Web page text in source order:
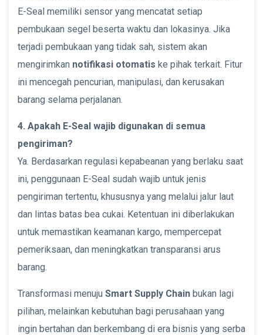
E-Seal memiliki sensor yang mencatat setiap
pembukaan segel beserta waktu dan lokasinya. Jika
terjadi pembukaan yang tidak sah, sistem akan
mengirimkan notifikasi otomatis ke pihak terkait. Fitur
ini mencegah pencurian, manipulasi, dan kerusakan
barang selama perjalanan.
4. Apakah E-Seal wajib digunakan di semua
pengiriman?
Ya. Berdasarkan regulasi kepabeanan yang berlaku saat
ini, penggunaan E-Seal sudah wajib untuk jenis
pengiriman tertentu, khususnya yang melalui jalur laut
dan lintas batas bea cukai. Ketentuan ini diberlakukan
untuk memastikan keamanan kargo, mempercepat
pemeriksaan, dan meningkatkan transparansi arus
barang.
Transformasi menuju Smart Supply Chain bukan lagi
pilihan, melainkan kebutuhan bagi perusahaan yang
ingin bertahan dan berkembang di era bisnis yang serba